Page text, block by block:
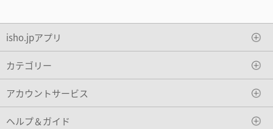
isho.jpアプリ
カテゴリー
アカウントサービス
ヘルプ＆ガイド